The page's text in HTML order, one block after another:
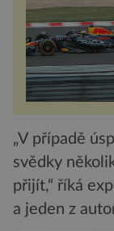
„V případě
svědky
přijít,“ říká
a jeden z